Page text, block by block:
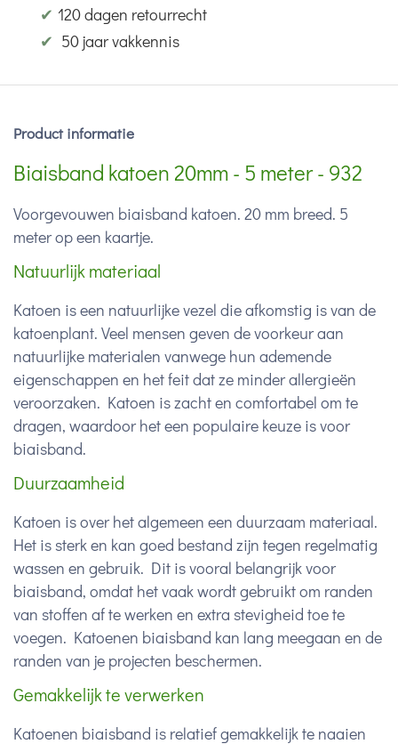
✔ 120 dagen retourrecht
✔ 50 jaar vakkennis
Product informatie
Biaisband katoen 20mm - 5 meter - 932
Voorgevouwen biaisband katoen. 20 mm breed. 5
meter op een kaartje.
Natuurlijk materiaal
Katoen is een natuurlijke vezel die afkomstig is van de
katoenplant. Veel mensen geven de voorkeur aan
natuurlijke materialen vanwege hun ademende
eigenschappen en het feit dat ze minder allergieën
veroorzaken. Katoen is zacht en comfortabel om te
dragen, waardoor het een populaire keuze is voor
biaisband.
Duurzaamheid
Katoen is over het algemeen een duurzaam materiaal.
Het is sterk en kan goed bestand zijn tegen regelmatig
wassen en gebruik. Dit is vooral belangrijk voor
biaisband, omdat het vaak wordt gebruikt om randen
van stoffen af te werken en extra stevigheid toe te
voegen. Katoenen biaisband kan lang meegaan en de
randen van je projecten beschermen.
Gemakkelijk te verwerken
Katoenen biaisband is relatief gemakkelijk te naaien